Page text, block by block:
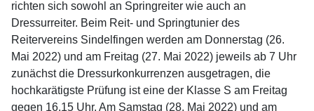
richten sich sowohl an Springreiter wie auch an
Dressurreiter. Beim Reit- und Springtunier des
Reitervereins Sindelfingen werden am Donnerstag (26.
Mai 2022) und am Freitag (27. Mai 2022) jeweils ab 7 Uhr
zunächst die Dressurkonkurrenzen ausgetragen, die
hochkarätigste Prüfung ist eine der Klasse S am Freitag
gegen 16.15 Uhr. Am Samstag (28. Mai 2022) und am